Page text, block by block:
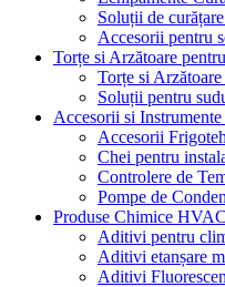
Soluții de
Accesorii pentru
Torțe si Arzătoare
Torțe si
Soluții pentru
Accesorii si
Accesorii
Chei pentru
Controlere de
Pompe de
Produse Chimice HVAC
Aditivi pentru
Aditivi etanșare
Aditivi